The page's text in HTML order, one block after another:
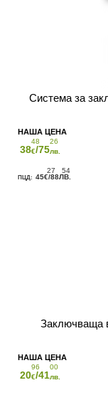
Система за
38
48
€/75
26
лв.
45
27
€/88
54
ЛВ.
Заключваща
20
96
€/41
00
лв.